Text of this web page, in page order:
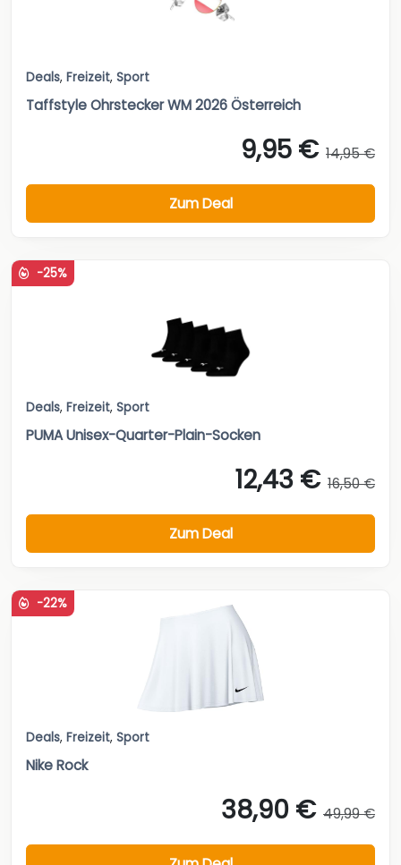
Deals, Freizeit, Sport
Taffstyle Ohrstecker WM 2026 Österreich
9,95 € 14,95 €
Zum Deal
-25%
Deals, Freizeit, Sport
PUMA Unisex-Quarter-Plain-Socken
12,43 € 16,50 €
Zum Deal
-22%
Deals, Freizeit, Sport
Nike Rock
38,90 € 49,99 €